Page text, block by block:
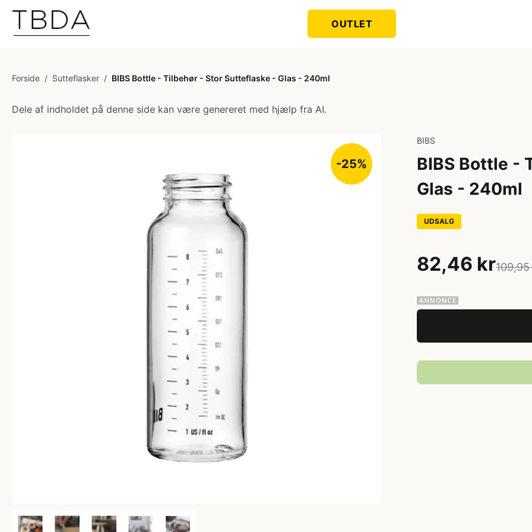
OUTLET
Forside / Sutteflasker / BIBS Bottle - Tilbehør - Stor Sutteflaske - Glas - 240ml
Dele af indholdet på denne side kan være genereret med hjælp fra AI.
-25%
BIBS
BIBS Bottle -
Glas - 240ml
UDSALG
82,46 kr